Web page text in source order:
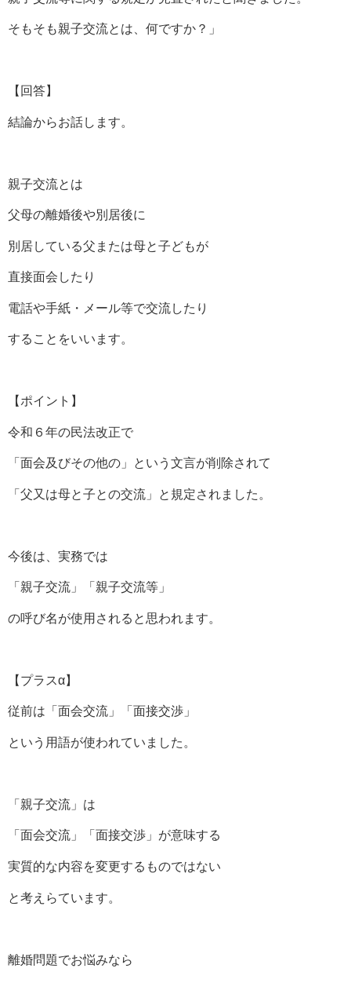
そもそも親子交流とは、何ですか？」
【回答】
結論からお話します。
親子交流とは
父母の離婚後や別居後に
別居している父または母と子どもが
直接面会したり
電話や手紙・メール等で交流したり
することをいいます。
【ポイント】
令和６年の民法改正で
「面会及びその他の」という文言が削除されて
「父又は母と子との交流」と規定されました。
今後は、実務では
「親子交流」「親子交流等」
の呼び名が使用されると思われます。
【プラスα】
従前は「面会交流」「面接交渉」
という用語が使われていました。
「親子交流」は
「面会交流」「面接交渉」が意味する
実質的な内容を変更するものではない
と考えらています。
離婚問題でお悩みなら